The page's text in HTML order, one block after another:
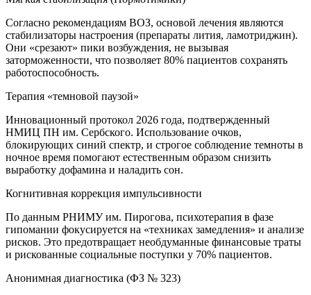
Согласно рекомендациям ВОЗ, основой лечения являются
стабилизаторы настроения (препараты лития, ламотриджин).
Они «срезают» пики возбуждения, не вызывая
заторможенности, что позволяет 80% пациентов сохранять
работоспособность.
Терапия «темновой паузой»
Инновационный протокол 2026 года, подтвержденный
НМИЦ ПН им. Сербского. Использование очков,
блокирующих синий спектр, и строгое соблюдение темноты в
ночное время помогают естественным образом снизить
выработку дофамина и наладить сон.
Когнитивная коррекция импульсивности
По данным РНИМУ им. Пирогова, психотерапия в фазе
гипомании фокусируется на «техниках замедления» и анализе
рисков. Это предотвращает необдуманные финансовые траты
и рискованные социальные поступки у 70% пациентов.
Анонимная диагностика (ФЗ № 323)